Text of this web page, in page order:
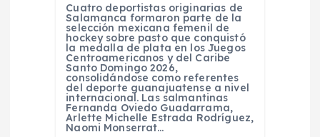
Cuatro deportistas originarias de
Salamanca formaron parte de la
selección mexicana femenil de
hockey sobre pasto que conquistó
la medalla de plata en los Juegos
Centroamericanos y del Caribe
Santo Domingo 2026,
consolidándose como referentes
del deporte guanajuatense a nivel
internacional. Las salmantinas
Fernanda Oviedo Guadarrama,
Arlette Michelle Estrada Rodríguez,
Naomi Monserrat…